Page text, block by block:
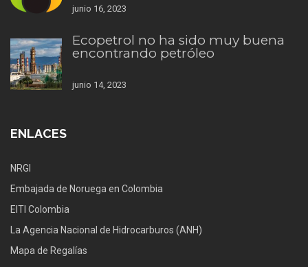
junio 16, 2023
Ecopetrol no ha sido muy buena
encontrando petróleo
junio 14, 2023
ENLACES
NRGI
Embajada de Noruega en Colombia
EITI Colombia
La Agencia Nacional de Hidrocarburos (ANH)
Mapa de Regalías